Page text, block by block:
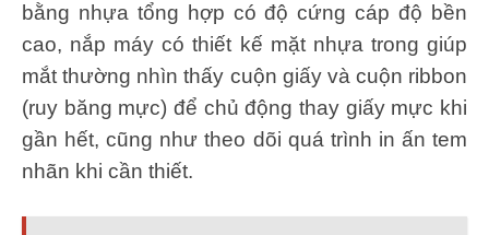
bằng nhựa tổng hợp có độ cứng cáp độ bền
cao, nắp máy có thiết kế mặt nhựa trong giúp
mắt thường nhìn thấy cuộn giấy và cuộn ribbon
(ruy băng mực) để chủ động thay giấy mực khi
gần hết, cũng như theo dõi quá trình in ấn tem
nhãn khi cần thiết.